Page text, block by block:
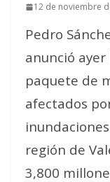
12 de noviembre
Pedro
anunció
paquete de
afectados
región de
3,800